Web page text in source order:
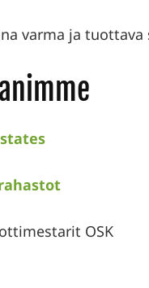
varma ja tuottava
OSK